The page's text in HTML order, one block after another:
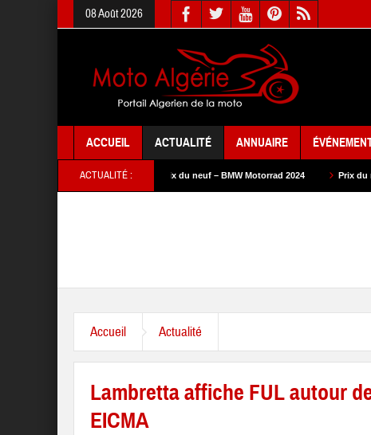
08 Août 2026
ACCUEIL ACTUALITÉ ANNUAIRE
ACTUALITÉ :
Prix du neuf – BMW Motorrad 2024 Prix du neuf – SAM Cycle
Accueil Actualité
Lambretta affiche FUL autour
EICMA